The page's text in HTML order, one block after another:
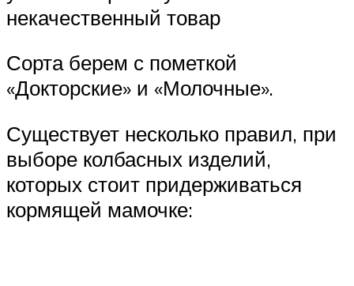
некачественный товар
Сорта берем с пометкой
«Докторские» и «Молочные».
Существует несколько правил, при
выборе колбасных изделий,
которых стоит придерживаться
кормящей мамочке: